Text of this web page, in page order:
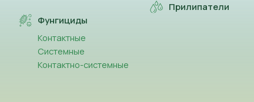
Фунгициды
Контактные
Системные
Контактно-системные
Прилипатели